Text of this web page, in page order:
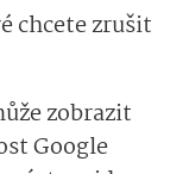
chcete zrušit
zobrazit
Google